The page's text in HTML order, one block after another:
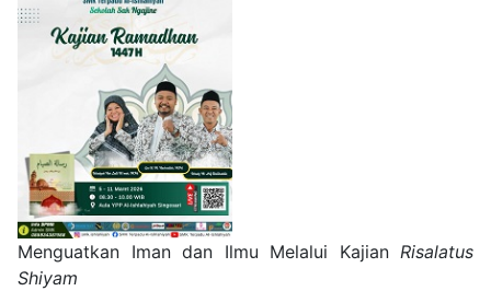
Menguatkan Iman dan Ilmu Melalui Kajian Risalatus
Shiyam